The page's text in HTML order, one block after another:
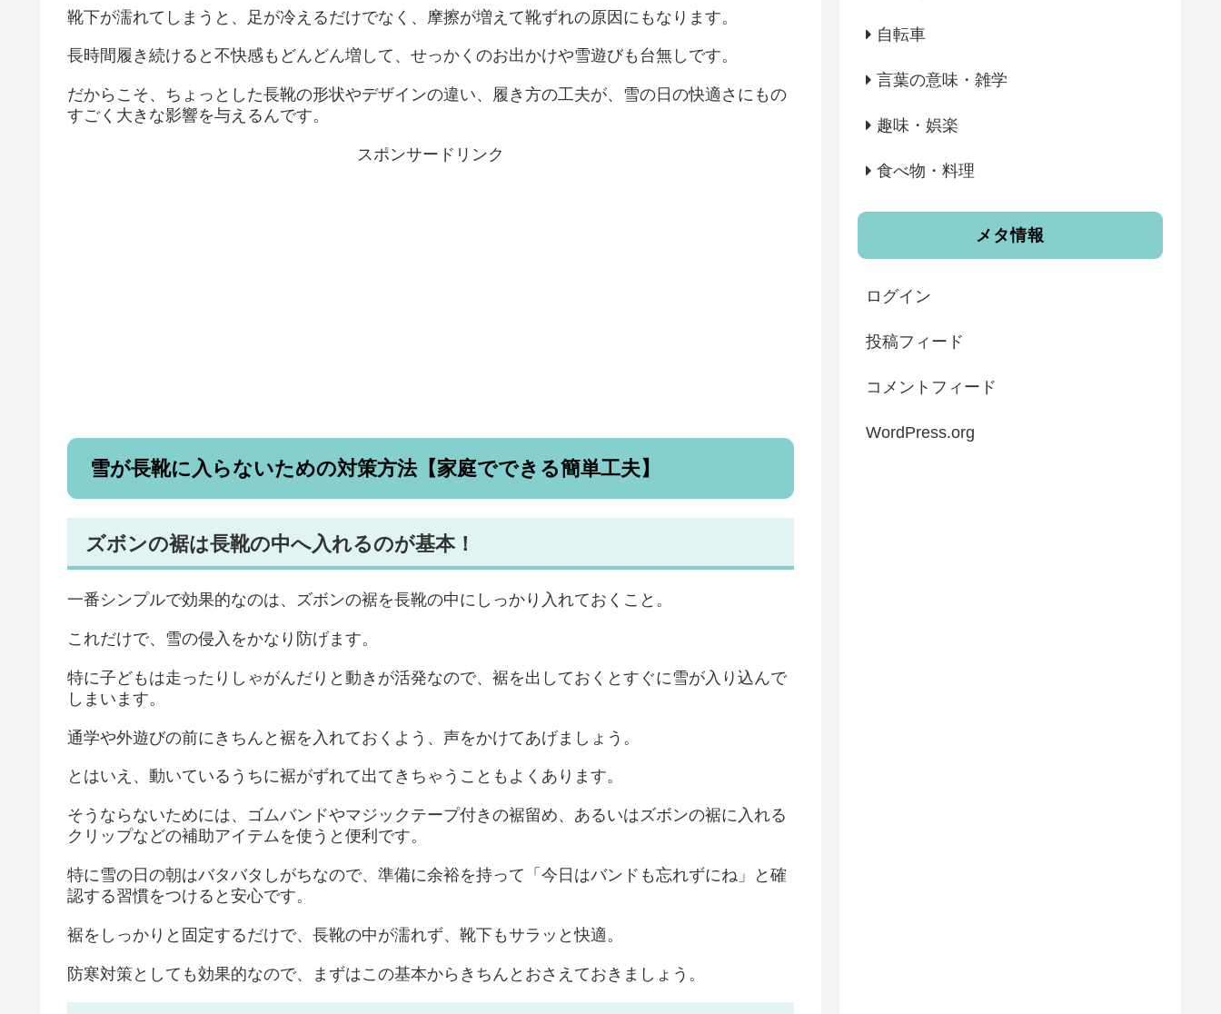
靴下が濡れてしまうと、足が冷えるだけでなく、摩擦が増えて靴ずれの原因にもなります。
長時間履き続けると不快感もどんどん増して、せっかくのお出かけや雪遊びも台無しです。
だからこそ、ちょっとした長靴の形状やデザインの違い、履き方の工夫が、雪の日の快適さにもの
すごく大きな影響を与えるんです。
スポンサードリンク
雪が長靴に入らないための対策方法【家庭でできる簡単工夫】
ズボンの裾は長靴の中へ入れるのが基本！
一番シンプルで効果的なのは、ズボンの裾を長靴の中にしっかり入れておくこと。
これだけで、雪の侵入をかなり防げます。
特に子どもは走ったりしゃがんだりと動きが活発なので、裾を出しておくとすぐに雪が入り込んで
しまいます。
通学や外遊びの前にきちんと裾を入れておくよう、声をかけてあげましょう。
とはいえ、動いているうちに裾がずれて出てきちゃうこともよくあります。
そうならないためには、ゴムバンドやマジックテープ付きの裾留め、あるいはズボンの裾に入れる
クリップなどの補助アイテムを使うと便利です。
特に雪の日の朝はバタバタしがちなので、準備に余裕を持って「今日はバンドも忘れずにね」と確
認する習慣をつけると安心です。
裾をしっかりと固定するだけで、長靴の中が濡れず、靴下もサラッと快適。
防寒対策としても効果的なので、まずはこの基本からきちんとおさえておきましょう。
自転車
言葉の意味・雑学
趣味・娯楽
食べ物・料理
メタ情報
ログイン
投稿フィード
コメントフィード
WordPress.org